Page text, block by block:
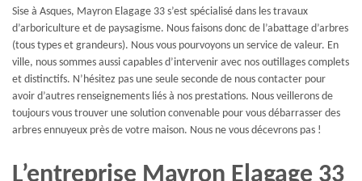
Sise à Asques, Mayron Elagage 33 s’est spécialisé dans les travaux
d’arboriculture et de paysagisme. Nous faisons donc de l’abattage d’arbres
(tous types et grandeurs). Nous vous pourvoyons un service de valeur. En
ville, nous sommes aussi capables d’intervenir avec nos outillages complets
et distinctifs. N’hésitez pas une seule seconde de nous contacter pour
avoir d’autres renseignements liés à nos prestations. Nous veillerons de
toujours vous trouver une solution convenable pour vous débarrasser des
arbres ennuyeux près de votre maison. Nous ne vous décevrons pas !
L’entreprise Mayron Elagage 33